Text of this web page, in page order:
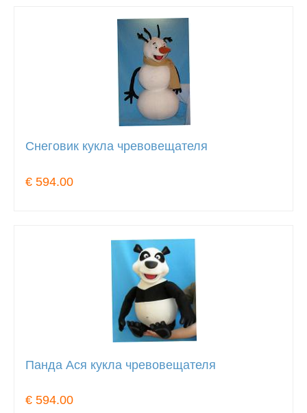
Снеговик кукла чревовещателя
€ 594.00
Панда Ася кукла чревовещателя
€ 594.00